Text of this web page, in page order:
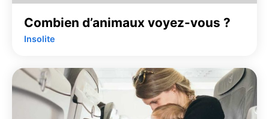
Combien d’animaux voyez-vous ?
Insolite